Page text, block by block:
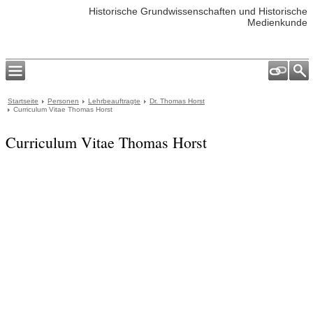
Historische Grundwissenschaften und Historische
Medienkunde
Startseite Personen Lehrbeauftragte
Dr. Thomas Horst
Curriculum Vitae Thomas Horst
Curriculum Vitae Thomas Horst